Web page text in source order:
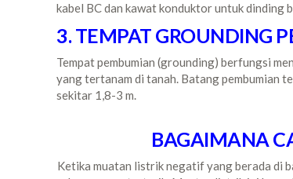
kabel BC dan kawat konduktor untuk dinding
3. TEMPAT GROUNDING
Tempat pembumian (grounding) berfungsi
yang tertanam di tanah. Batang pembumian
sekitar 1,8-3 m.
BAGAIMANA
Ketika muatan listrik negatif yang berada di